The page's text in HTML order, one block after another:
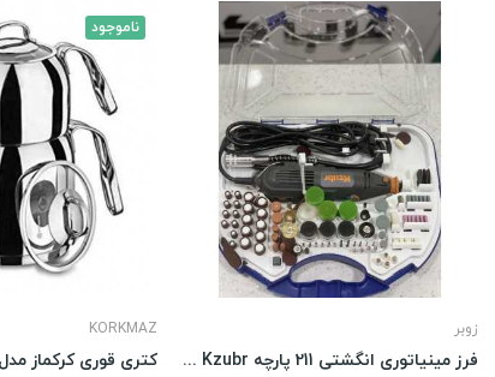
ناموجود
KORKMAZ
کتری قوری کرکماز مدل A191
زوبر
فرز مینیاتوری انگشتی 211 پارچه Kzubr مدل...